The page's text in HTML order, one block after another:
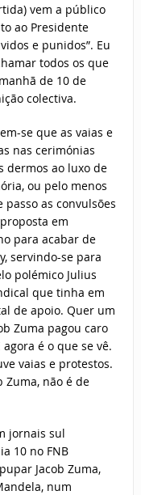
vem a público
ao Presidente
e punidos”. Eu
todos os que
de 10 de
colectiva.
se que as vaias e
nas cerimónias
dermos ao luxo de
ou pelo menos
as convulsões
em
para acabar de
servindo-se para
polémico Julius
que tinha em
de apoio. Quer um
Zuma pagou caro
é o que se vê.
vaias e protestos.
Zuma, não é de
jornais sul
10 no FNB
Jacob Zuma,
num